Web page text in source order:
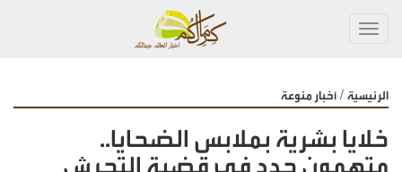
الرئيسية / أخبار منوعة
خلايا بشرية بملابس الضحايا..